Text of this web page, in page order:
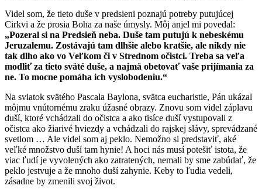
Videl som, že tieto duše v predsieni poznajú potreby putujúcej
Cirkvi a že prosia Boha za naše úmysly. Môj anjel mi povedal:
„Pozeral si na Predsieň neba. Duše tam putujú k nebeskému
Jeruzalemu. Zostávajú tam dlhšie alebo kratšie, ale nikdy nie
tak dlho ako vo Veľkom či v Strednom očistci. Treba sa veľa
modliť za tieto sväté duše, a najmä obetovať vaše prijímania za
ne. To mocne pomáha ich vyslobodeniu.“
Na sviatok svätého Pascala Baylona, svätca eucharistie, Pán ukázal
môjmu vnútornému zraku úžasné obrazy. Znovu som videl záplavu
duší, ktoré vchádzali do očistca a ako tisíce duší vystupovali z
očistca ako žiarivé hviezdy a vchádzali do rajskej slávy, sprevádzané
svetlom … Ale videl som aj peklo. Nemožno si predstaviť, aké
veľké množstvo duší tam hynie! A hoci nás musí potešiť istota, že
viac ľudí je vyvolených ako zatratených, nemali by sme zabúdať, že
peklo jestvuje a že mnoho duší zahynie. Keby to ľudia vedeli,
zásadne by zmenili svoj život.